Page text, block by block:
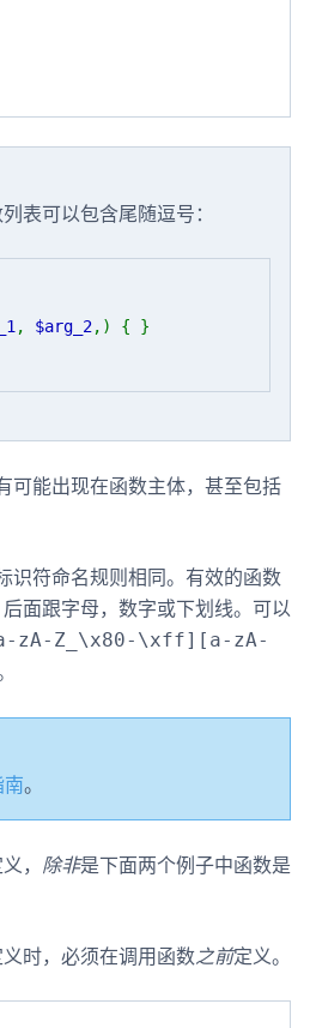
表可以包含尾随逗号：
, $arg_2,) { }
可能出现在函数主体，甚至包括
识符命名规则相同。有效的函数
面跟字母，数字或下划线。可以
zA-Z_\x80-\xff][a-zA-
。
， 除非是下面两个例子中函数是
时，必须在调用函数之前定义。